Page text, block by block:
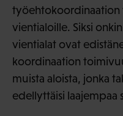
vientialoille. Siksi
vientialat ovat
koordinaation
muista aloista, jonka
edellyttäisi laajempaa